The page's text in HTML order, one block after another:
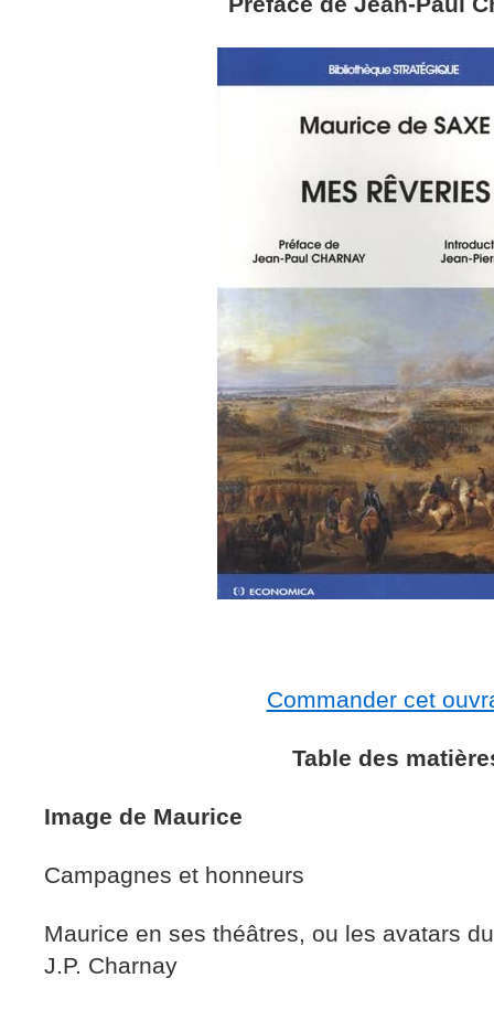
Commander cet
Table des
Image de Maurice
Campagnes et honneurs
Maurice en ses théâtres, ou les avatars
J.P. Charnay